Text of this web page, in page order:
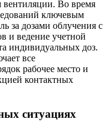
вентиляции. Во время
ключевым
за дозами облучения с
и ведение учетной
индивидуальных доз.
все
рабочее место и
контактных
ситуациях